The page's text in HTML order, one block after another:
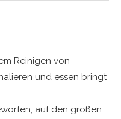
Reinigen von
und essen bringt
auf den großen